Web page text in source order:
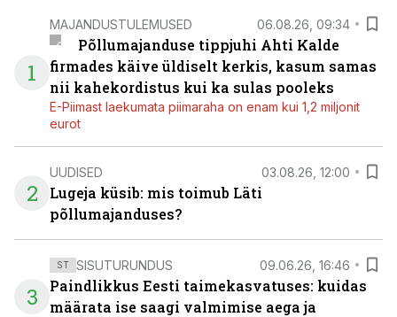
1
MAJANDUSTULEMUSED 06.08.26, 09:34
Põllumajanduse tippjuhi Ahti Kalde
firmades käive üldiselt kerkis, kasum samas
nii kahekordistus kui ka sulas pooleks
E-Piimast laekumata piimaraha on enam kui 1,2 miljonit
eurot
2
UUDISED 03.08.26, 12:00
Lugeja küsib: mis toimub Läti
põllumajanduses?
3
ST SISUTURUNDUS 09.06.26, 16:46
Paindlikkus Eesti taimekasvatuses: kuidas
määrata ise saagi valmimise aega ja